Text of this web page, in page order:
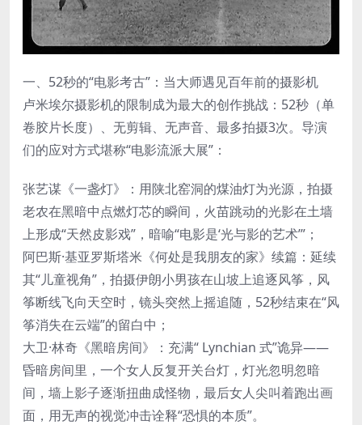
一、52秒的“电影考古”：当大师遇见百年前的摄影机
卢米埃尔摄影机的限制成为最大的创作挑战：52秒（单
卷胶片长度）、无剪辑、无声音、最多拍摄3次。导演
们的应对方式堪称“电影流派大展”：
张艺谋《一盏灯》：用陕北窑洞的煤油灯为光源，拍摄
老农在黑暗中点燃灯芯的瞬间，火苗跳动的光影在土墙
上形成“天然皮影戏”，暗喻“电影是‘光与影的艺术’”；
阿巴斯·基亚罗斯塔米《何处是我朋友的家》续篇：延续
其“儿童视角”，拍摄伊朗小男孩在山坡上追逐风筝，风
筝断线飞向天空时，镜头突然上摇追随，52秒结束在“风
筝消失在云端”的留白中；
大卫·林奇《黑暗房间》：充满“ Lynchian 式”诡异——
昏暗房间里，一个女人反复开关台灯，灯光忽明忽暗
间，墙上影子逐渐扭曲成怪物，最后女人尖叫着跑出画
面，用无声的视觉冲击诠释“恐惧的本质”。